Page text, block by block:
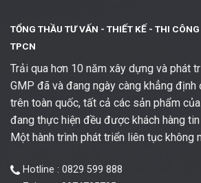
TỔNG THẦU TƯ VẤN - THIẾT KẾ - THI
TPCN
Trải qua hơn 10 năm xây dựng và phát
GMP đã và đang ngày càng khẳng
trên toàn quốc, tất cả các sản phẩm
đang thực hiện đều được khách hàng
Một hành trình phát triển liên tục không
Hotline : 0829 599 888